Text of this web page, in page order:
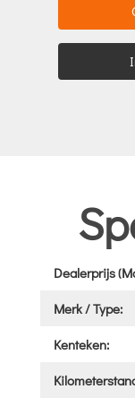
Dealerprijs
Merk / Type:
Kenteken: